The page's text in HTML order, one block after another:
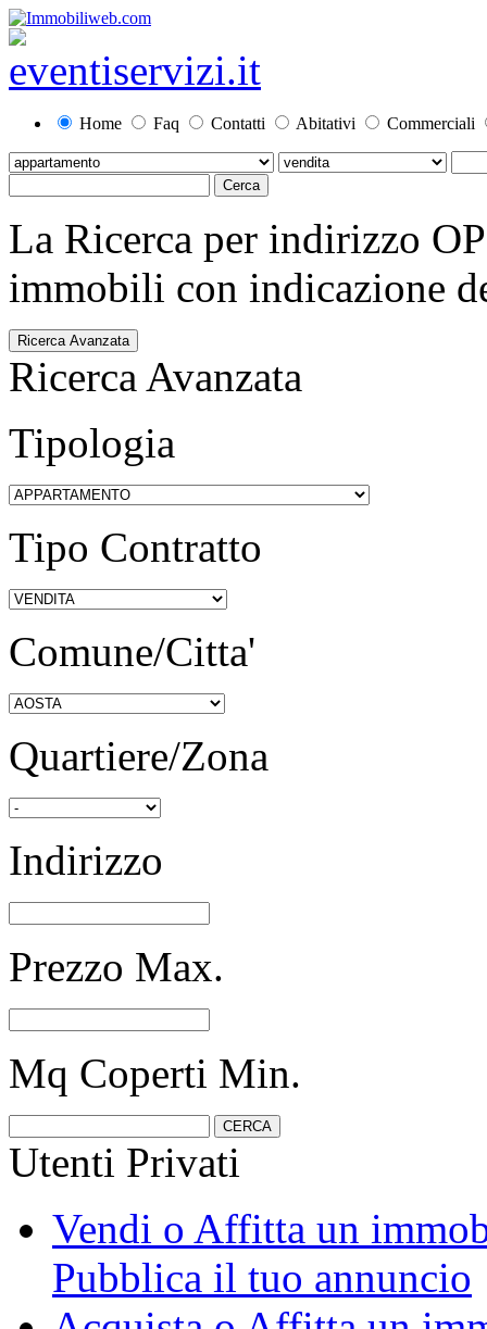
Home Faq Contatti Abitativi Commerciali
La Ricerca per indirizzo
immobili con indicazione
Ricerca Avanzata
Ricerca Avanzata
Tipologia
Tipo Contratto
Comune/Citta'
Quartiere/Zona
Indirizzo
Prezzo Max.
Mq Coperti Min.
Utenti Privati
Vendi o Affitta un
Pubblica il tuo annuncio